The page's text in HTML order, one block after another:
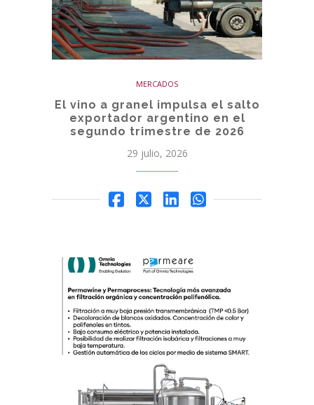
MERCADOS
El vino a granel impulsa el salto
exportador argentino en el
segundo trimestre de 2026
29 julio, 2026